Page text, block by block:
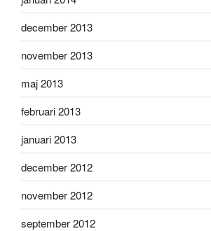
december 2013
november 2013
maj 2013
februari 2013
januari 2013
december 2012
november 2012
september 2012